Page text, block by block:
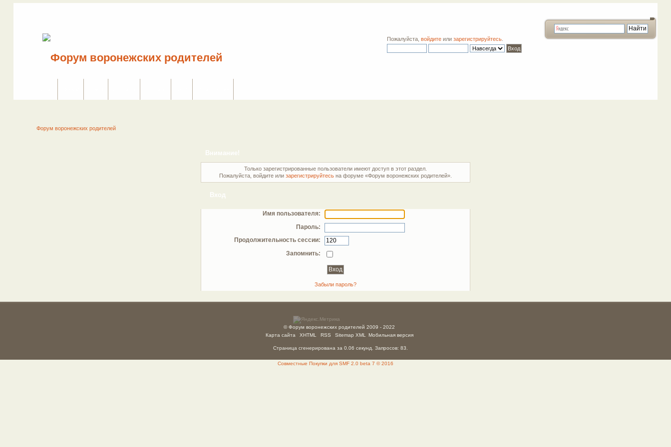
Пожалуйста,войдите илизарегистрируйтесь
Форум воронежских родителей
Внимание!
Только зарегистрированные пользователи имеют доступ в этот раздел.
Пожалуйста, войдите или зарегистрируйтесь на форуме «Форум воронежских родителей».
Вход
Имя пользователя:
Пароль:
Продолжительность сессии:
Запомнить:
Забыли пароль?
© Форум воронежских родителей 2009 - 2022
Карта сайта
XHTML RSS Sitemap XML Мобильная версия
Страница сгенерирована за 0.06 секунд. Запросов: 83.
Совместные Покупки для SMF 2.0 beta 7 © 2016